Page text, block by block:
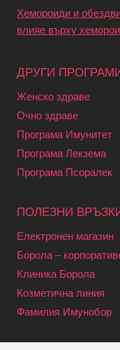
Хемороиди и
влияе върху
ДРУГИ
Женско здраве
Очно здраве
Програма Имунитет
Програма Лекзема
Програма Псоралек
ПОЛЕЗНИ
Електронен магазин
Борола –
Клиника Борола
Козметична линия
Фамилия Имунобор